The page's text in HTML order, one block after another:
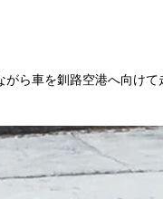
がら車を釧路空港へ向け